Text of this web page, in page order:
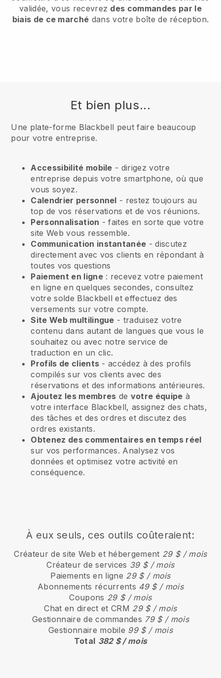
validée, vous recevrez des commandes par le
biais de ce marché dans votre boîte de réception.
Et bien plus...
Une plate-forme Blackbell peut faire beaucoup
pour votre entreprise.
Accessibilité mobile - dirigez votre
entreprise depuis votre smartphone, où que
vous soyez.
Calendrier personnel - restez toujours au
top de vos réservations et de vos réunions.
Personnalisation - faites en sorte que votre
site Web vous ressemble.
Communication instantanée - discutez
directement avec vos clients en répondant à
toutes vos questions
Paiement en ligne: recevez votre paiement
en ligne en quelques secondes, consultez
votre solde Blackbell et effectuez des
versements sur votre compte.
Site Web multilingue - traduisez votre
contenu dans autant de langues que vous le
souhaitez ou avec notre service de
traduction en un clic.
Profils de clients - accédez à des profils
compilés sur vos clients avec des
réservations et des informations antérieures.
Ajoutez les membres de votre équipe à
votre interface Blackbell, assignez des chats,
des tâches et des ordres et discutez des
ordres existants.
Obtenez des commentaires en temps réel
sur vos performances. Analysez vos
données et optimisez votre activité en
conséquence.
À eux seuls, ces outils coûteraient:
Créateur de site Web et hébergement 29 $ / mois
Créateur de services 39 $ / mois
Paiements en ligne 29 $ / mois
Abonnements récurrents 49 $ / mois
Coupons 29 $ / mois
Chat en direct et CRM 29 $ / mois
Gestionnaire de commandes 79 $ / mois
Gestionnaire mobile 99 $ / mois
Total 382 $ / mois